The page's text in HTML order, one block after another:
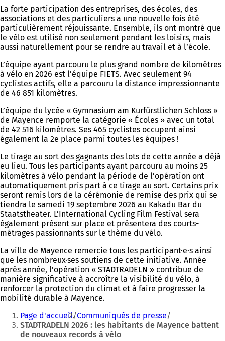
La forte participation des entreprises, des écoles, des
associations et des particuliers a une nouvelle fois été
particulièrement réjouissante. Ensemble, ils ont montré que
le vélo est utilisé non seulement pendant les loisirs, mais
aussi naturellement pour se rendre au travail et à l’école.
L’équipe ayant parcouru le plus grand nombre de kilomètres
à vélo en 2026 est l’équipe FIETS. Avec seulement 94
cyclistes actifs, elle a parcouru la distance impressionnante
de 46 851 kilomètres.
L’équipe du lycée « Gymnasium am Kurfürstlichen Schloss »
de Mayence remporte la catégorie « Écoles » avec un total
de 42 516 kilomètres. Ses 465 cyclistes occupent ainsi
également la 2e place parmi toutes les équipes !
Le tirage au sort des gagnants des lots de cette année a déjà
eu lieu. Tous les participants ayant parcouru au moins 25
kilomètres à vélo pendant la période de l’opération ont
automatiquement pris part à ce tirage au sort. Certains prix
seront remis lors de la cérémonie de remise des prix qui se
tiendra le samedi 19 septembre 2026 au Kakadu Bar du
Staatstheater. L’International Cycling Film Festival sera
également présent sur place et présentera des courts-
métrages passionnants sur le thème du vélo.
La ville de Mayence remercie tous les participant·e·s ainsi
que les nombreux·ses soutiens de cette initiative. Année
après année, l’opération « STADTRADELN » contribue de
manière significative à accroître la visibilité du vélo, à
renforcer la protection du climat et à faire progresser la
mobilité durable à Mayence.
Vous
êtes
Page d'accueil Communiqués de presse
STADTRADELN 2026 : les habitants de Mayence battent
de nouveaux records à vélo